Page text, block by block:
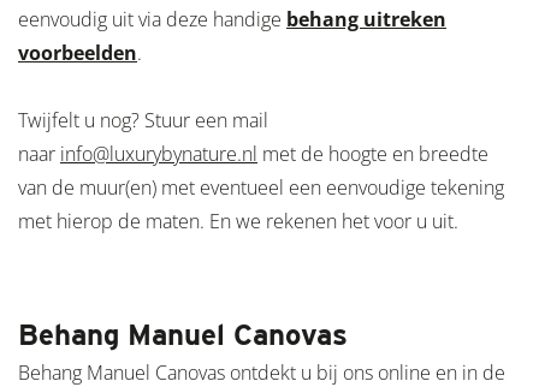
eenvoudig uit via deze handige behang uitreken
voorbeelden.
Twijfelt u nog? Stuur een mail
naar info@luxurybynature.nl met de hoogte en breedte
van de muur(en) met eventueel een eenvoudige tekening
met hierop de maten. En we rekenen het voor u uit.
Behang Manuel Canovas
Behang Manuel Canovas ontdekt u bij ons online en in de